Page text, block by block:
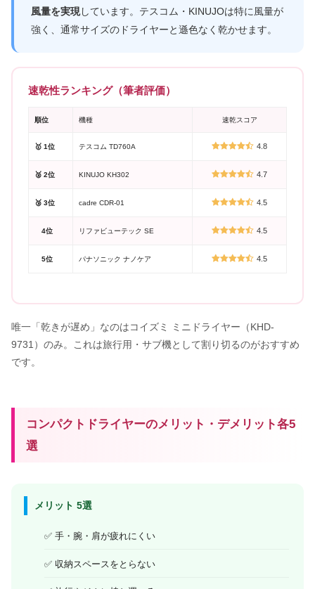
風量を実現しています。テスコム・KINUJOは特に風量が
強く、通常サイズのドライヤーと遜色なく乾かせます。
速乾性ランキング（筆者評価）
順位 機種 速乾スコア
🥇 1位 テスコム TD760A 4.8
🥈 2位 KINUJO KH302 4.7
🥉 3位 cadre CDR-01 4.5
4位 リファビューテック SE 4.5
5位 パナソニック ナノケア 4.5
唯一「乾きが遅め」なのはコイズミ ミニドライヤー（KHD-
9731）のみ。これは旅行用・サブ機として割り切るのがおすすめ
です。
コンパクトドライヤーのメリット・デメリット各5
選
メリット 5選
手・腕・肩が疲れにくい
収納スペースをとらない